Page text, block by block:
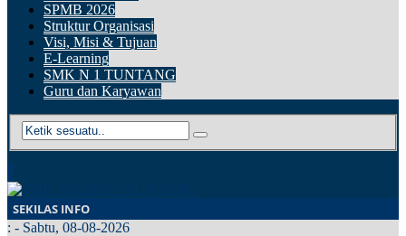
SPMB 2026
Struktur Organisasi
Visi, Misi & Tujuan
E-Learning
SMK N 1 TUNTANG
Guru dan Karyawan
SEKILAS INFO
: - Sabtu, 08-08-2026